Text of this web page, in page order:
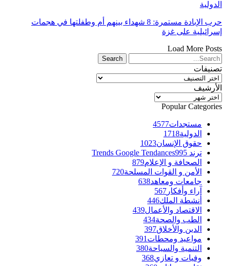
الدولية
حرب الإبادة مستمرة: 8 شهداء بينهم أم وطفلتها في هجمات
إسرائيلية على غزة
Load More Posts
تصنيفات
تصنيفات
الأرشيف
الأرشيف
Popular Categories
مستجدات4577
الدولية1718
حقوق الإنسان1023
ترند Trends Google Tendances 995
الصحافة و الإعلام879
الأمن و القوات المسلحة720
جامعات ومعاهد638
آراء وأفكار 567
أنشطة الملك446
الاقتصاد والأعمال439
الطب والصحة434
الدين والأخلاق397
مواعيد ومحطات 391
التنمية والسياحة380
وفيات و تعازي368